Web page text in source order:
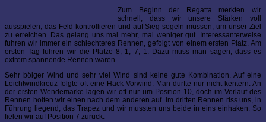
Zum Beginn der Regatta merkten wir
schnell, dass wir unsere Stärken voll
ausspielen, das Feld kontrollieren und auf Sieg segeln müssen, um unser Ziel
zu erreichen. Das gelang uns mal mehr, mal weniger gut. Interessanterweise
fuhren wir immer ein schlechteres Rennen, gefolgt von einem ersten Platz. Am
ersten Tag fuhren wir die Plätze 8, 1, 7, 1. Dazu muss man sagen, dass es
extrem spannende Rennen waren.
Sehr böiger Wind und sehr viel Wind sind keine gute Kombination. Auf eine
Leichtwindkreuz folgte oft eine Hack-Vorwind. Man durfte nur nicht kentern. An
der ersten Wendemarke lagen wir oft nur um Position 10, doch im Verlauf des
Rennen holten wir einen nach dem anderen auf. Im dritten Rennen riss uns, in
Führung liegend, das Trapez und wir mussten uns beide in eins einhaken. So
fielen wir auf Position 7 zurück.